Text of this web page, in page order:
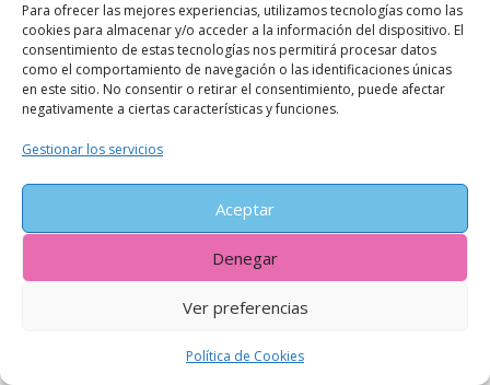
Para ofrecer las mejores experiencias, utilizamos tecnologías como las
cookies para almacenar y/o acceder a la información del dispositivo. El
consentimiento de estas tecnologías nos permitirá procesar datos
como el comportamiento de navegación o las identificaciones únicas
en este sitio. No consentir o retirar el consentimiento, puede afectar
negativamente a ciertas características y funciones.
Gestionar los servicios
Aceptar
Denegar
Ver preferencias
Política de Cookies